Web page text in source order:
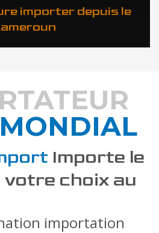
importer depuis le
COMMENT
Importe le
votre choix au
importation